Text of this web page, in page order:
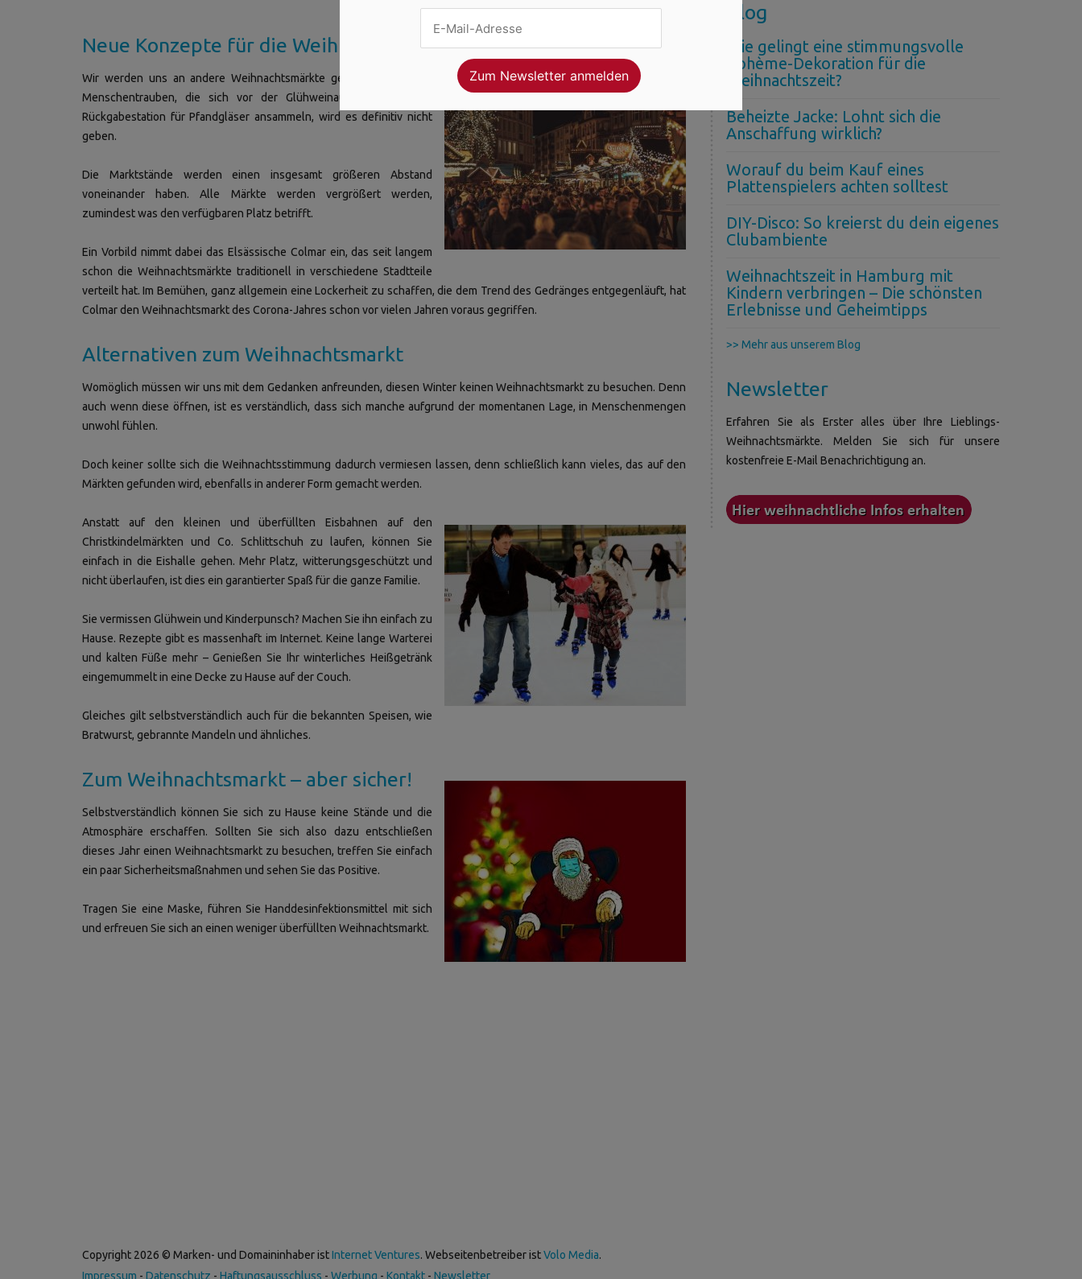
Neue Konzepte für die Weihnachtsmärkte
Wir werden uns an andere Weihnachtsmärkte gewöhnen müssen.
Menschentrauben, die sich vor der Glühweinausgabe oder der
Rückgabestation für Pfandgläser ansammeln, wird es definitiv nicht
geben.
Die Marktstände werden einen insgesamt größeren Abstand
voneinander haben. Alle Märkte werden vergrößert werden,
zumindest was den verfügbaren Platz betrifft.
Ein Vorbild nimmt dabei das Elsässische Colmar ein, das seit langem
schon die Weihnachtsmärkte traditionell in verschiedene Stadtteile
verteilt hat. Im Bemühen, ganz allgemein eine Lockerheit zu schaffen, die dem Trend des Gedränges entgegenläuft, hat
Colmar den Weihnachtsmarkt des Corona-Jahres schon vor vielen Jahren voraus gegriffen.
Alternativen zum Weihnachtsmarkt
Womöglich müssen wir uns mit dem Gedanken anfreunden, diesen Winter keinen Weihnachtsmarkt zu besuchen. Denn
auch wenn diese öffnen, ist es verständlich, dass sich manche aufgrund der momentanen Lage, in Menschenmengen
unwohl fühlen.
Doch keiner sollte sich die Weihnachtsstimmung dadurch vermiesen lassen, denn schließlich kann vieles, das auf den
Märkten gefunden wird, ebenfalls in anderer Form gemacht werden.
Anstatt auf den kleinen und überfüllten Eisbahnen auf den
Christkindelmärkten und Co. Schlittschuh zu laufen, können Sie
einfach in die Eishalle gehen. Mehr Platz, witterungsgeschützt und
nicht überlaufen, ist dies ein garantierter Spaß für die ganze Familie.
Sie vermissen Glühwein und Kinderpunsch? Machen Sie ihn einfach zu
Hause. Rezepte gibt es massenhaft im Internet. Keine lange Warterei
und kalten Füße mehr – Genießen Sie Ihr winterliches Heißgetränk
eingemummelt in eine Decke zu Hause auf der Couch.
Gleiches gilt selbstverständlich auch für die bekannten Speisen, wie
Bratwurst, gebrannte Mandeln und ähnliches.
Zum Weihnachtsmarkt – aber sicher!
Selbstverständlich können Sie sich zu Hause keine Stände und die
Atmosphäre erschaffen. Sollten Sie sich also dazu entschließen
dieses Jahr einen Weihnachtsmarkt zu besuchen, treffen Sie einfach
ein paar Sicherheitsmaßnahmen und sehen Sie das Positive.
Tragen Sie eine Maske, führen Sie Handdesinfektionsmittel mit sich
und erfreuen Sie sich an einen weniger überfüllten Weihnachtsmarkt.
Blog
Wie gelingt eine stimmungsvolle
Bohème-Dekoration für die
Weihnachtszeit?
Beheizte Jacke: Lohnt sich die
Anschaffung wirklich?
Worauf du beim Kauf eines
Plattenspielers achten solltest
DIY-Disco: So kreierst du dein eigenes
Clubambiente
Weihnachtszeit in Hamburg mit
Kindern verbringen – Die schönsten
Erlebnisse und Geheimtipps
>> Mehr aus unserem Blog
Newsletter
Erfahren Sie als Erster alles über Ihre Lieblings-
Weihnachtsmärkte. Melden Sie sich für unsere
kostenfreie E-Mail Benachrichtigung an.
Copyright 2026 © Marken- und Domaininhaber istInternet Ventures. Webseitenbetreiber istVolo Media.
Impressum - Datenschutz - Haftungsausschluss - Werbung - Kontakt - Newsletter